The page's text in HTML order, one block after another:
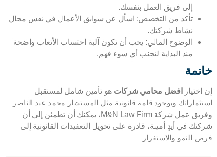
إلى فريق العمل بنفسك.
تأكد من التخصص: اسأل عن سوابق الأعمال في نفس مجال
نشاط شركتك.
الوضوح المالي: يجب أن تكون آلية احتساب الأتعاب واضحة
منذ البداية لتجنب أي سوء فهم.
افضل محامي شركات هو تأمين شامل لمستقبل
وبوجود قامة قانونية مثل المستشار محمد عبد الناصر
وفريق عمل شركة M&N Law Firm، يمكنك أن تطمئن إلى أن
في أيدٍ أمينة، قادرة على تحويل التعقيدات القانونية إلى
للنمو والاستقرار.